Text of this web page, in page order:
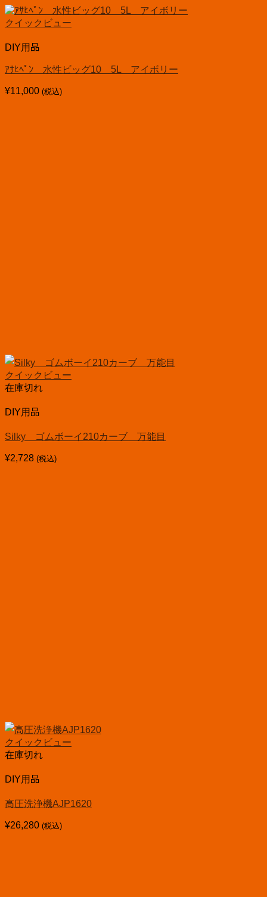
クイックビュー
DIY用品
ｱｻﾋﾍﾟﾝ 水性ビッグ10 5L アイボリー
¥11,000 (税込)
クイックビュー
在庫切れ
DIY用品
Silky ゴムボーイ210カーブ 万能目
¥2,728 (税込)
クイックビュー
在庫切れ
DIY用品
高圧洗浄機AJP1620
¥26,280 (税込)